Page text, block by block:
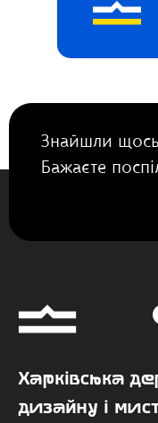
Знайшли щось
Бажаєте
Харківська
дизайну і